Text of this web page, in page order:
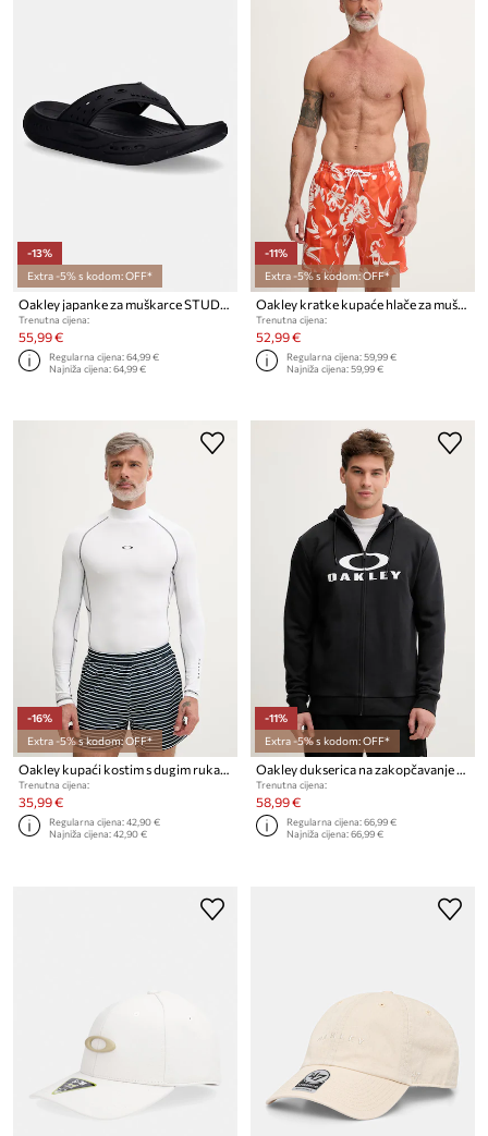
-13%
Extra -5% s kodom: OFF*
Oakley japanke za muškarce STUDIO
Trenutna cijena:
55,99 €
Regularna cijena:64,99 €
Najniža cijena:64,99 €
-11%
Extra -5% s kodom: OFF*
Oakley kratke kupaće hlače za muškarce CANARY PALMS
Trenutna cijena:
52,99 €
Regularna cijena:59,99 €
Najniža cijena:59,99 €
-16%
Extra -5% s kodom: OFF*
Oakley kupaći kostim s dugim rukavima za muškarce T-shirt do pływania
Trenutna cijena:
35,99 €
Regularna cijena:42,90 €
Najniža cijena:42,90 €
-11%
Extra -5% s kodom: OFF*
Oakley dukserica na zakopčavanje sa kapuljačom muška s pamukom
Trenutna cijena:
58,99 €
Regularna cijena:66,99 €
Najniža cijena:66,99 €